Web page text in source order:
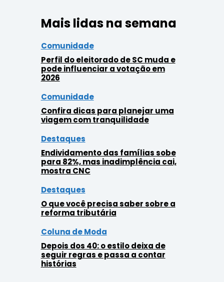
Mais lidas na semana
Comunidade
Perfil do eleitorado de SC muda e
pode influenciar a votação em
2026
Comunidade
Confira dicas para planejar uma
viagem com tranquilidade
Destaques
Endividamento das famílias sobe
para 82%, mas inadimplência cai,
mostra CNC
Destaques
O que você precisa saber sobre a
reforma tributária
Coluna de Moda
Depois dos 40: o estilo deixa de
seguir regras e passa a contar
histórias